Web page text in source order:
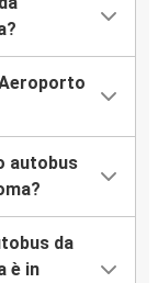
autobus
da
è in